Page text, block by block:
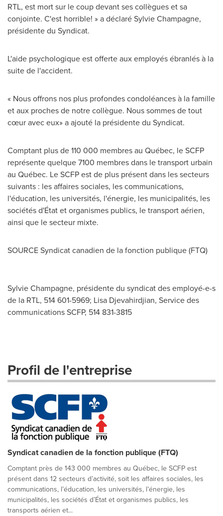
RTL, est mort sur le coup devant ses collègues et sa
conjointe. C'est horrible! » a déclaréSylvie Champagne,
présidente du Syndicat.
L'aide psychologique est offerte aux employés ébranlés à la
suite de l'accident.
« Nous offrons nos plus profondes condoléances à la famille
et aux proches de notre collègue. Nous sommes de tout
cœur avec eux» a ajouté la présidente du Syndicat.
Comptant plus de 110 000 membres au Québec, le SCFP
représente quelque 7100 membres dans le transport urbain
au Québec. Le SCFP est de plus présent dans les secteurs
suivants : les affaires sociales, les communications,
l'éducation, les universités, l'énergie, les municipalités, les
sociétés d'État et organismes publics, le transport aérien,
ainsi que le secteur mixte.
SOURCE Syndicat canadien de la fonction publique (FTQ)
Sylvie Champagne, présidente du syndicat des employé-e-s
de la RTL, 514 601-5969; Lisa Djevahirdjian, Service des
communications SCFP, 514 831-3815
Profil de l'entreprise
Syndicat canadien de la fonction publique (FTQ)
Comptant près de 143 000 membres au Québec, le SCFP est
présent dans 12 secteurs d’activité, soit les affaires sociales, les
communications, l’éducation, les universités, l’énergie, les
municipalités, les sociétés d’État et organismes publics, les
transports aérien et...